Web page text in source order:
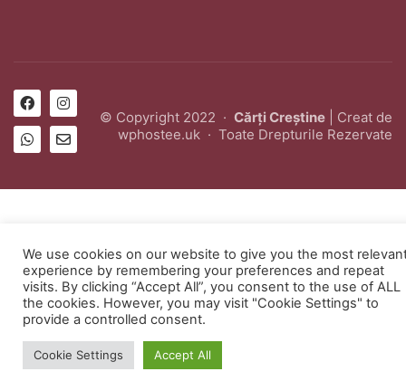
© Copyright 2022 · Cărți Creștine | Creat de
wphostee.uk · Toate Drepturile Rezervate
We use cookies on our website to give you the most
experience by remembering your preferences and repeat
visits. By clicking “Accept All”, you consent to the use of ALL
the cookies. However, you may visit "Cookie Settings" to
provide a controlled consent.
Cookie Settings Accept All